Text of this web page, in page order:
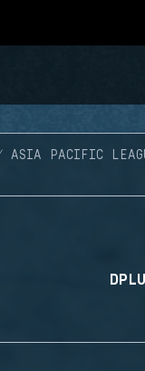
ASIA PACIFIC